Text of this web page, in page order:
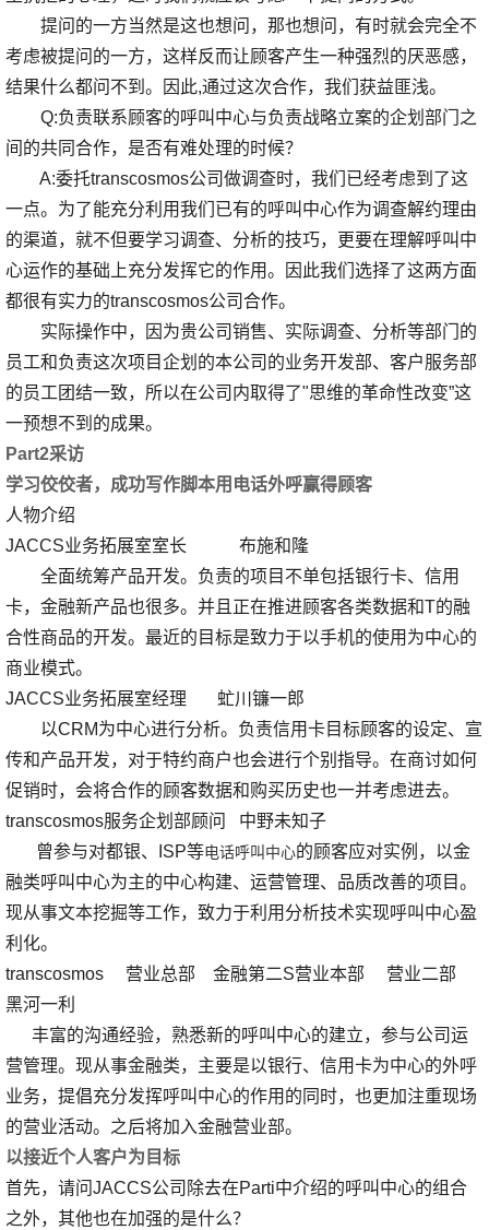
提问的一方当然是这也想问，那也想问，有时就会完全不
考虑被提问的一方，这样反而让顾客产生一种强烈的厌恶感，
结果什么都问不到。因此,通过这次合作，我们获益匪浅。
Q:负责联系顾客的呼叫中心与负责战略立案的企划部门之
间的共同合作，是否有难处理的时候？
A:委托transcosmos公司做调查时，我们已经考虑到了这
一点。为了能充分利用我们已有的呼叫中心作为调查解约理由
的渠道，就不但要学习调查、分析的技巧，更要在理解呼叫中
心运作的基础上充分发挥它的作用。因此我们选择了这两方面
都很有实力的transcosmos公司合作。
实际操作中，因为贵公司销售、实际调查、分析等部门的
员工和负责这次项目企划的本公司的业务开发部、客户服务部
的员工团结一致，所以在公司内取得了"思维的革命性改变”这
一预想不到的成果。
Part2采访
学习佼佼者，成功写作脚本用电话外呼赢得顾客
人物介绍
JACCS业务拓展室室长 布施和隆
全面统筹产品开发。负责的项目不单包括银行卡、信用
卡，金融新产品也很多。并且正在推进顾客各类数据和T的融
合性商品的开发。最近的目标是致力于以手机的使用为中心的
商业模式。
JACCS业务拓展室经理 虻川镰一郎
以CRM为中心进行分析。负责信用卡目标顾客的设定、宣
传和产品开发，对于特约商户也会进行个别指导。在商讨如何
促销时，会将合作的顾客数据和购买历史也一并考虑进去。
transcosmos服务企划部顾问 中野未知子
曾参与对都银、ISP等电话呼叫中心的顾客应对实例，以金
融类呼叫中心为主的中心构建、运营管理、品质改善的项目。
现从事文本挖掘等工作，致力于利用分析技术实现呼叫中心盈
利化。
transcosmos 营业总部 金融第二S营业本部 营业二部
黑河一利
丰富的沟通经验，熟悉新的呼叫中心的建立，参与公司运
营管理。现从事金融类，主要是以银行、信用卡为中心的外呼
业务，提倡充分发挥呼叫中心的作用的同时，也更加注重现场
的营业活动。之后将加入金融营业部。
以接近个人客户为目标
首先，请问JACCS公司除去在Parti中介绍的呼叫中心的组合
之外，其他也在加强的是什么？